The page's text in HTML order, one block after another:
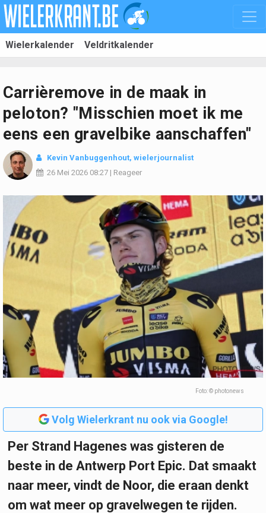
Wielerkalender Veldritkalender
Carrièremove in de maak in
peloton? "Misschien moet ik me
eens een gravelbike aanschaffen"
Kevin Vanbuggenhout, wielerjournalist
26 Mei 2026 08:27 | Reageer
Foto: © photonews
Volg Wielerkrant nu ook via Google!
Per Strand Hagenes was gisteren de
beste in de Antwerp Port Epic. Dat smaakt
naar meer, vindt de Noor, die eraan denkt
om wat meer op gravelwegen te rijden.